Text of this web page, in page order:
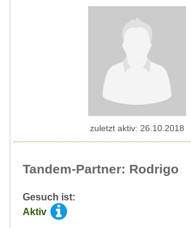
Tandem-Partner: Rodrigo
Gesuch ist:
Aktiv
zuletzt aktiv: 26.10.2018